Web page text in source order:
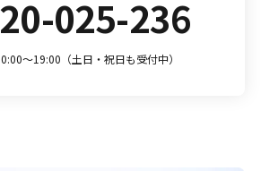
025-236
～19:00（土日・祝日も受付中）